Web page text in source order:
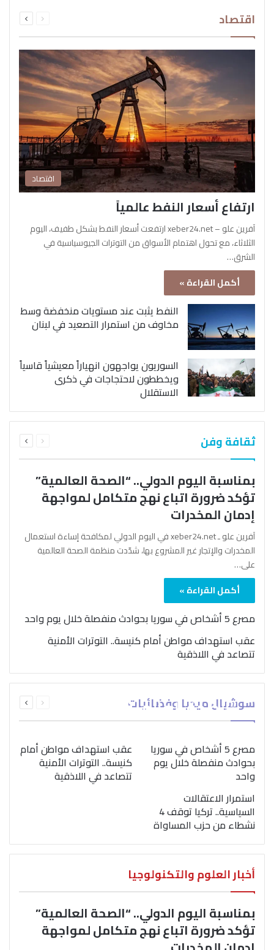
اقتصاد الصفحةالصفحة
اقتصاد
ارتفاع أسعار النفط عالمياً
آفرين علو – xeber24.net ارتفعت أسعار النفط بشكل طفيف، اليوم
الثلاثاء، مع تحول اهتمام الأسواق من التوترات الجيوسياسية في
الشرق…
أكمل القراءة »
النفط يثبت عند مستويات منخفضة وسط
مخاوف من استمرار التصعيد في لبنان
السوريون يواجهون انهياراً معيشياً قاسياً
ويخططون لاحتجاجات في ذكرى
الاستقلال
ثقافة وفن الصفحةالصفحة
بمناسبة اليوم الدولي.. “الصحة العالمية”
تؤكد ضرورة اتباع نهج متكامل لمواجهة
إدمان المخدرات
آفرين علو ـ xeber24.net في اليوم الدولي لمكافحة إساءة استعمال
المخدرات والإتجار غير المشروع بها، شدّدت منظمة الصحة العالمية
على…
أكمل القراءة »
مصرع 5 أشخاص في سوريا بحوادث منفصلة خلال يوم واحد
عقب استهداف مواطن أمام كنيسة.. التوترات الأمنية
تتصاعد في اللاذقية
سوشيال ميديا وفضائيات الصفحةالصفحة
بمناسبة اليوم الدولي..
“الصحة العالمية” تؤكد
ضرورة اتباع نهج متكامل
لمواجهة إدمان المخدرات
مصرع 5 أشخاص في سوريا
بحوادث منفصلة خلال يوم
واحد
عقب استهداف مواطن أمام
كنيسة.. التوترات الأمنية
تتصاعد في اللاذقية
استمرار الاعتقالات
السياسية.. تركيا توقف 4
نشطاء من حزب المساواة
أخبار العلوم والتكنولوجيا
بمناسبة اليوم الدولي.. “الصحة العالمية”
تؤكد ضرورة اتباع نهج متكامل لمواجهة